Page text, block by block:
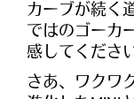
カーブが続く
ではのゴーカ
感してくださ
さあ、ワクワ